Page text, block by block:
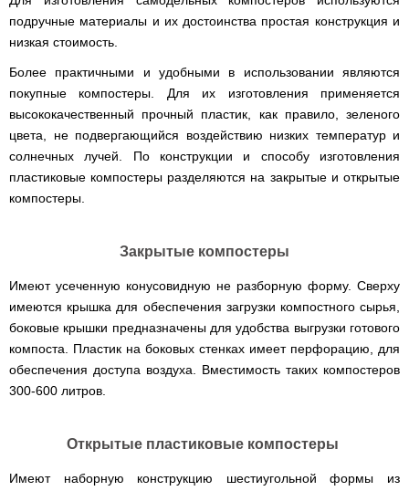
подручные материалы и их достоинства простая конструкция и
низкая стоимость.
Более практичными и удобными в использовании являются
покупные компостеры. Для их изготовления применяется
высококачественный прочный пластик, как правило, зеленого
цвета, не подвергающийся воздействию низких температур и
солнечных лучей. По конструкции и способу изготовления
пластиковые компостеры разделяются на закрытые и открытые
компостеры.
Закрытые компостеры
Имеют усеченную конусовидную не разборную форму. Сверху
имеются крышка для обеспечения загрузки компостного сырья,
боковые крышки предназначены для удобства выгрузки готового
компоста. Пластик на боковых стенках имеет перфорацию, для
обеспечения доступа воздуха. Вместимость таких компостеров
300-600 литров.
Открытые пластиковые компостеры
Имеют наборную конструкцию шестиугольной формы из
Бойлеры
EWT
Teeny
Компактный
водонагреватель
с
ТЭНом
Бойлеры